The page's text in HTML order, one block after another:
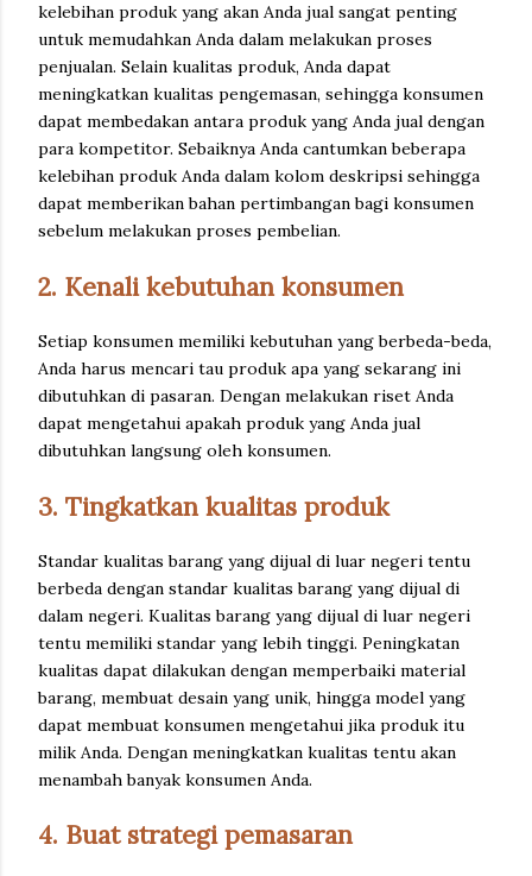
kelebihan produk yang akan Anda jual sangat penting
untuk memudahkan Anda dalam melakukan proses
penjualan. Selain kualitas produk, Anda dapat
meningkatkan kualitas pengemasan, sehingga konsumen
dapat membedakan antara produk yang Anda jual dengan
para kompetitor. Sebaiknya Anda cantumkan beberapa
kelebihan produk Anda dalam kolom deskripsi sehingga
dapat memberikan bahan pertimbangan bagi konsumen
sebelum melakukan proses pembelian.
2. Kenali kebutuhan konsumen
Setiap konsumen memiliki kebutuhan yang berbeda-beda,
Anda harus mencari tau produk apa yang sekarang ini
dibutuhkan di pasaran. Dengan melakukan riset Anda
dapat mengetahui apakah produk yang Anda jual
dibutuhkan langsung oleh konsumen.
3. Tingkatkan kualitas produk
Standar kualitas barang yang dijual di luar negeri tentu
berbeda dengan standar kualitas barang yang dijual di
dalam negeri. Kualitas barang yang dijual di luar negeri
tentu memiliki standar yang lebih tinggi. Peningkatan
kualitas dapat dilakukan dengan memperbaiki material
barang, membuat desain yang unik, hingga model yang
dapat membuat konsumen mengetahui jika produk itu
milik Anda. Dengan meningkatkan kualitas tentu akan
menambah banyak konsumen Anda.
4. Buat strategi pemasaran